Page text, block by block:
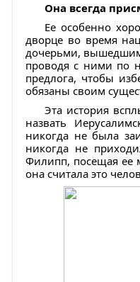
Она всегда
Ее особенно
дворце во время
дочерьми,
проводя с ними по
предлога, чтобы
обязаны своим
Эта история
назвать
никогда не была
никогда не
Филипп, посещая ее
она считала это